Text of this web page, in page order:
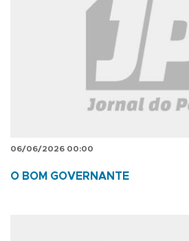
06/06/2026 00:00
O BOM GOVERNANTE